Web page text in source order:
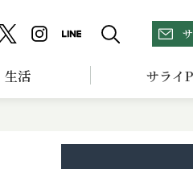
生活 サラ